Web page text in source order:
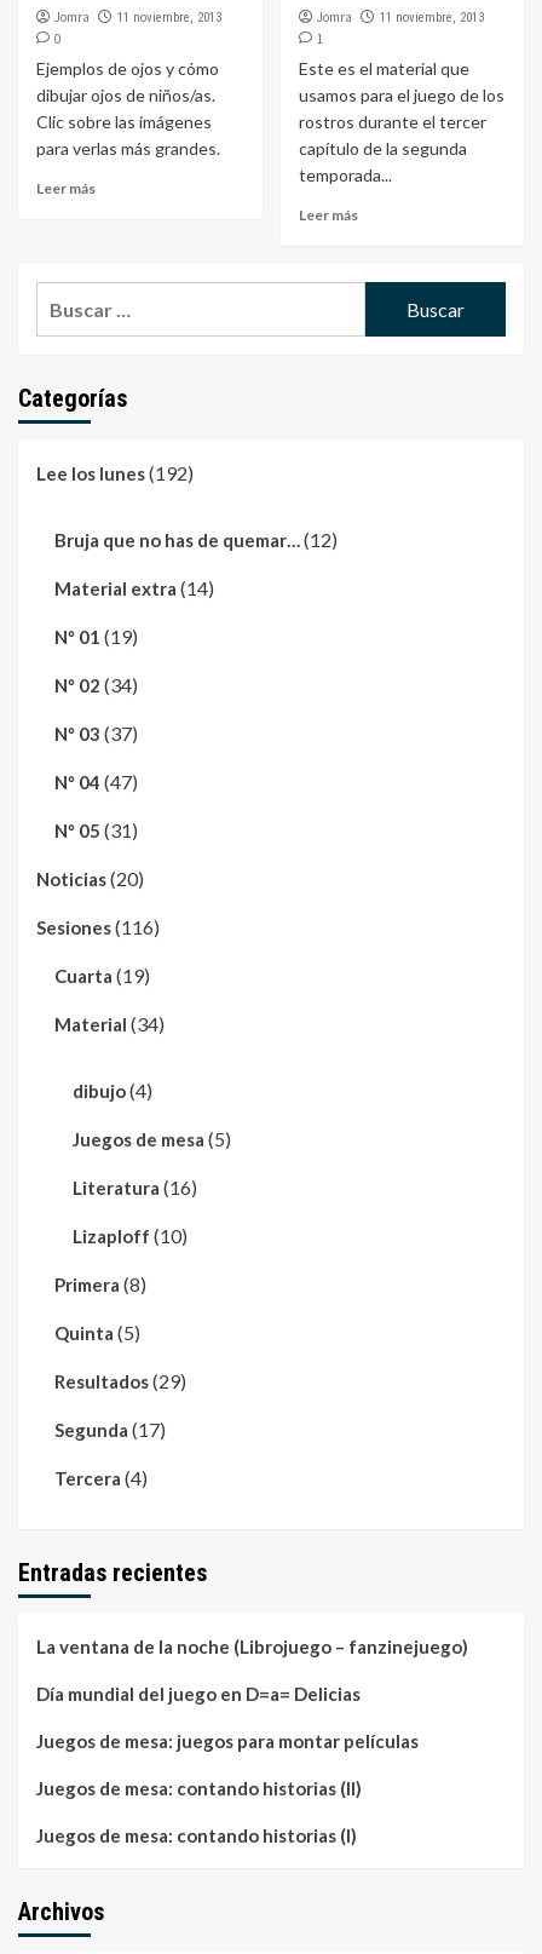
Jomra 11 noviembre, 2013
0
Ejemplos de ojos y cómo
dibujar ojos de niños/as.
Clic sobre las imágenes
para verlas más grandes.
Leer más
Jomra 11 noviembre, 2013
1
Este es el material que
usamos para el juego de los
rostros durante el tercer
capítulo de la segunda
temporada...
Leer más
Categorías
Lee los lunes(192)
Bruja que no has de quemar…(12)
Material extra (14)
Nº 01 (19)
Nº 02 (34)
Nº 03 (37)
Nº 04 (47)
Nº 05 (31)
Noticias(20)
Sesiones(116)
Cuarta (19)
Material (34)
dibujo(4)
Juegos de mesa (5)
Literatura (16)
Lizaploff (10)
Primera (8)
Quinta (5)
Resultados(29)
Segunda (17)
Tercera (4)
Entradas recientes
La ventana de la noche (Librojuego – fanzinejuego)
Día mundial del juego en D=a= Delicias
Juegos de mesa: juegos para montar películas
Juegos de mesa: contando historias (II)
Juegos de mesa: contando historias (I)
Archivos